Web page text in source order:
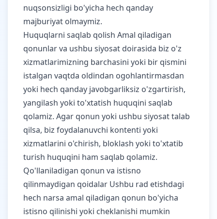
nuqsonsizligi bo'yicha hech qanday
majburiyat olmaymiz.
Huquqlarni saqlab qolish Amal qiladigan
qonunlar va ushbu siyosat doirasida biz o'z
xizmatlarimizning barchasini yoki bir qismini
istalgan vaqtda oldindan ogohlantirmasdan
yoki hech qanday javobgarliksiz o'zgartirish,
yangilash yoki to'xtatish huquqini saqlab
qolamiz. Agar qonun yoki ushbu siyosat talab
qilsa, biz foydalanuvchi kontenti yoki
xizmatlarini o'chirish, bloklash yoki to'xtatib
turish huquqini ham saqlab qolamiz.
Qo'llaniladigan qonun va istisno
qilinmaydigan qoidalar Ushbu rad etishdagi
hech narsa amal qiladigan qonun bo'yicha
istisno qilinishi yoki cheklanishi mumkin